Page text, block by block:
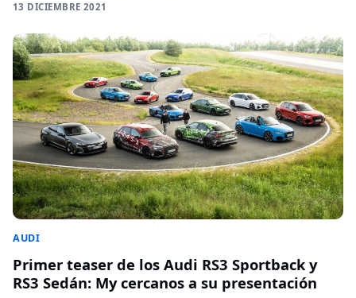
13 DICIEMBRE 2021
AUDI
Primer teaser de los Audi RS3 Sportback y
RS3 Sedán: My cercanos a su presentación